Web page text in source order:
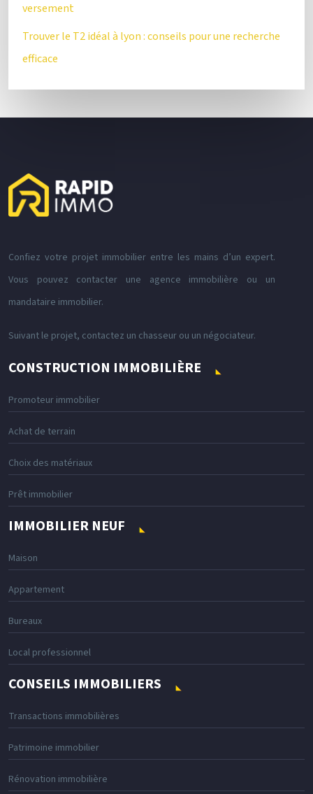
versement
Trouver le T2 idéal à lyon : conseils pour une recherche
efficace
Confiez votre projet immobilier entre les mains d’un expert.
Vous pouvez contacter une agence immobilière ou un
mandataire immobilier.
Suivant le projet, contactez un chasseur ou un négociateur.
CONSTRUCTION IMMOBILIÈRE
Promoteur immobilier
Achat de terrain
Choix des matériaux
Prêt immobilier
IMMOBILIER NEUF
Maison
Appartement
Bureaux
Local professionnel
CONSEILS IMMOBILIERS
Transactions immobilières
Patrimoine immobilier
Rénovation immobilière